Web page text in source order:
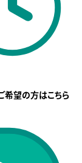
希望の方はこちら